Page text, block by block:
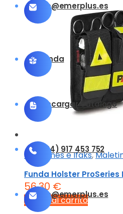
info@emerplus.es
Tienda
Descargar catalogo
(+34) 917 453 752
info@emerplus.es
Botiquines e Ifaks,
Funda Holster ProSeries
56,30 €
Añadir al carrito